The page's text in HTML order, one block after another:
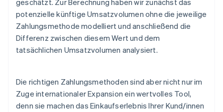
geschätzt. Zur Berechnung haben wir zunächst das
potenzielle künftige Umsatzvolumen ohne die jeweilige
Zahlungsmethode modelliert und anschließend die
Differenz zwischen diesem Wert und dem
tatsächlichen Umsatzvolumen analysiert.
Die richtigen Zahlungsmethoden sind aber nicht nur im
Zuge internationaler Expansion ein wertvolles Tool,
denn sie machen das Einkaufserlebnis Ihrer Kund/innen